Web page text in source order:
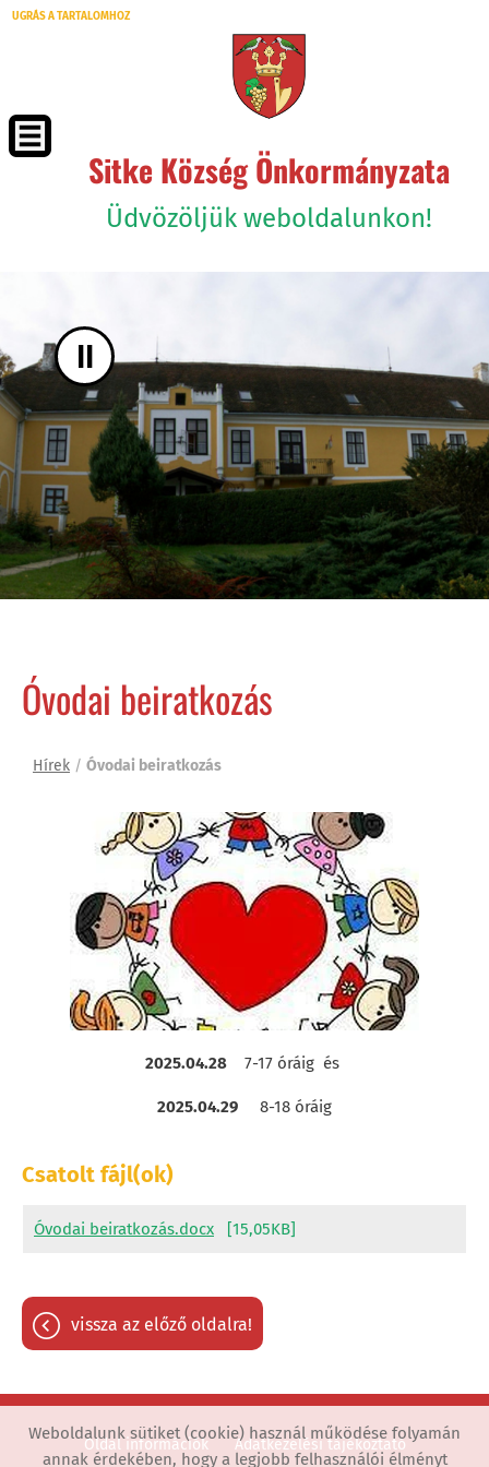
UGRÁS A TARTALOMHOZ
Sitke Község Önkormányzata
Üdvözöljük weboldalunkon!
II
Óvodai beiratkozás
Hírek / Óvodai beiratkozás
2025.04.28 7-17 óráig és
2025.04.29 8-18 óráig
Csatolt fájl(ok)
Óvodai beiratkozás.docx [15,05KB]
vissza az előző oldalra!
Oldal információk Adatkezelési tájékoztató
Weboldalunk sütiket (cookie) használ működése folyamán
annak érdekében, hogy a legjobb felhasználói élményt